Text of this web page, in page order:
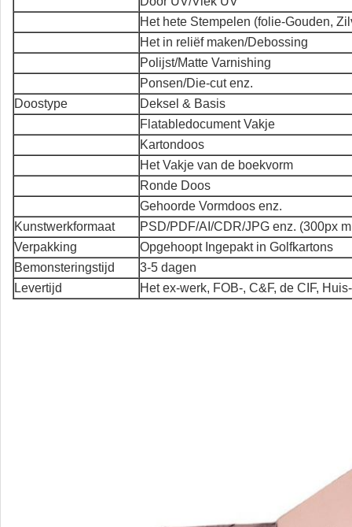
Het hete Stempelen (folie-Gouden,
Het in reliëf maken/Debossing
Polijst/Matte Varnishing
Ponsen/Die-cut enz.
Doostype
Deksel & Basis
Flatabledocument Vakje
Kartondoos
Het Vakje van de boekvorm
Ronde Doos
Gehoorde Vormdoos enz.
Kunstwerkformaat
PSD/PDF/AI/CDR/JPG enz. (300px
Verpakking
Opgehoopt Ingepakt in Golfkartons
Bemonsteringstijd
3-5 dagen
Levertijd
Het ex-werk, FOB-, C&F, de CIF,